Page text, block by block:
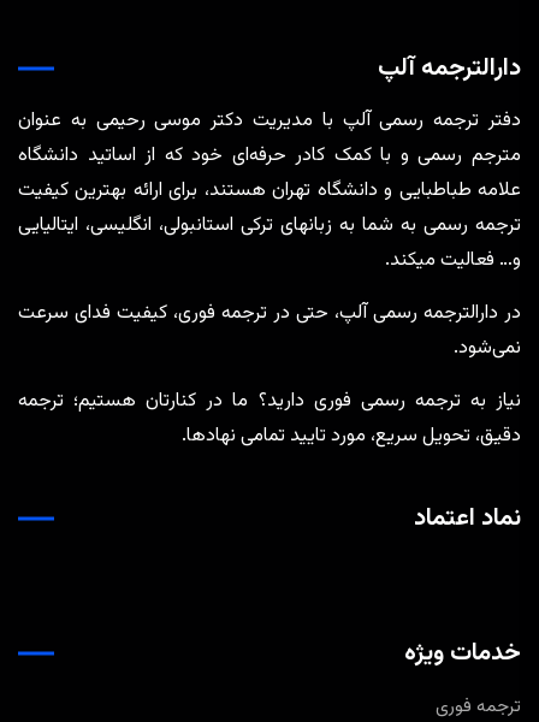
دارالترجمه آلپ
دفتر ترجمه رسمی آلپ با مدیریت دکتر موسی رحیمی به عنوان
مترجم رسمی و با کمک کادر حرفه‌ای خود که از اساتید دانشگاه
علامه طباطبایی و دانشگاه تهران هستند، برای ارائه بهترین کیفیت
ترجمه رسمی به شما به زبانهای ترکی استانبولی، انگلیسی، ایتالیایی
و… فعالیت میکند.
در دارالترجمه رسمی آلپ، حتی در ترجمه‌ فوری، کیفیت فدای سرعت
نمی‌شود.
نیاز به ترجمه رسمی فوری دارید؟ ما در کنارتان هستیم؛ ترجمه
دقیق، تحویل سریع، مورد تایید تمامی نهادها.
نماد اعتماد
خدمات ویژه
ترجمه فوری